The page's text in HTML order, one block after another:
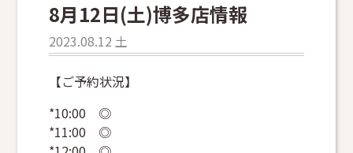
8月12日(土)博多店情報
2023.08.12 土
【ご予約状況】
*10:00 ◎
*11:00 ◎